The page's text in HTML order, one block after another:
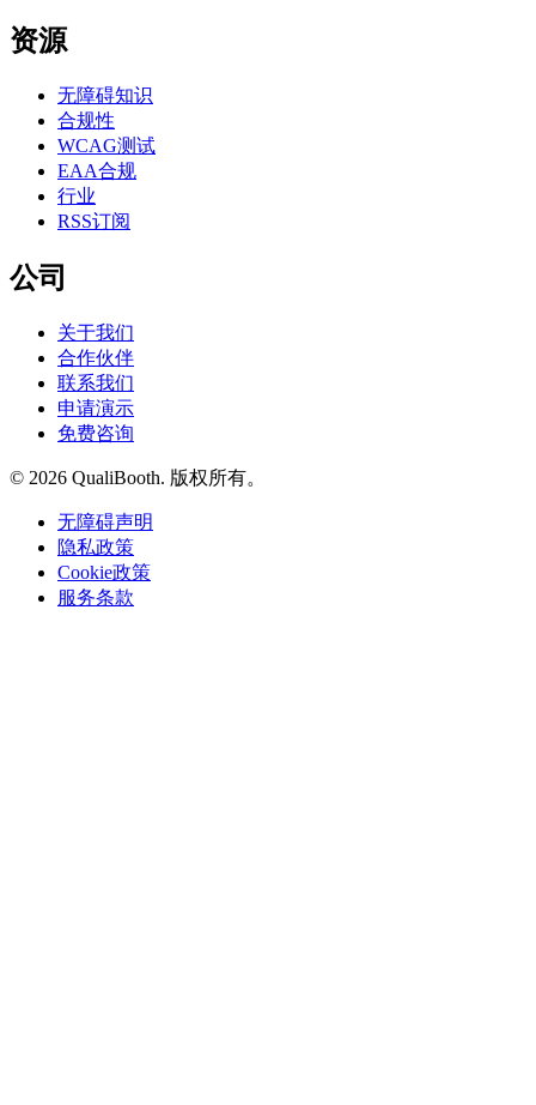
资源
无障碍知识
合规性
WCAG测试
EAA合规
行业
RSS订阅
公司
关于我们
合作伙伴
联系我们
申请演示
免费咨询
© 2026 QualiBooth. 版权所有。
无障碍声明
隐私政策
Cookie政策
服务条款